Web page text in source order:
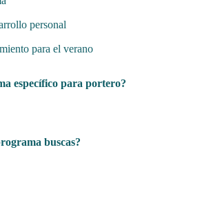
personal
para el verano
específico para portero?
buscas?